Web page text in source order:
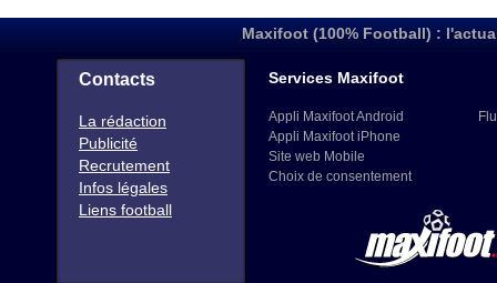
Maxifoot (100% Football) :
Contacts
La rédaction
Publicité
Recrutement
Infos légales
Liens football
Services Maxifoot
Appli Maxifoot Android
Appli Maxifoot iPhone
Site web Mobile
Choix de consentement